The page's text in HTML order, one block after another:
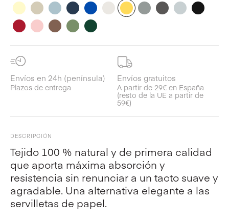
Envíos en 24h (península)
Plazos de entrega
Envíos gratuitos
A partir de 29€ en España
(resto de la UE a partir de
59€)
DESCRIPCIÓN
Tejido 100 % natural y de primera calidad
que aporta máxima absorción y
resistencia sin renunciar a un tacto suave y
agradable. Una alternativa elegante a las
servilletas de papel.